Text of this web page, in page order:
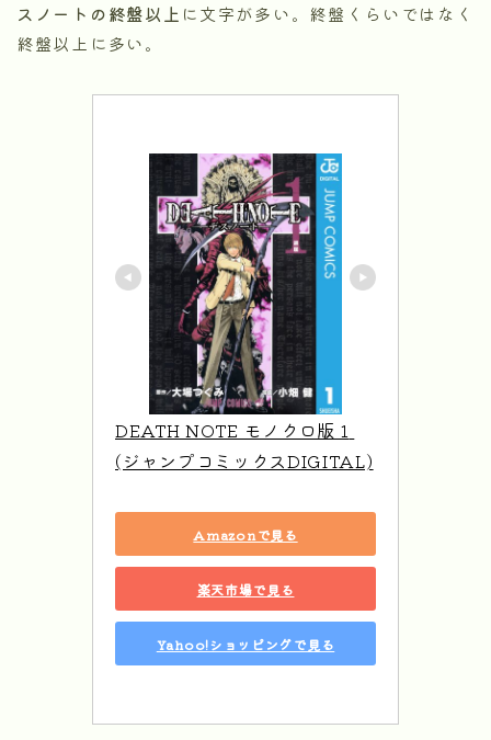
スノートの終盤以上 に文字が多い。終盤くらいではなく
終盤以上に多い。
DEATH NOTE モノクロ版 1
(ジャンプコミックスDIGITAL)
Amazonで見る
楽天市場で見る
Yahoo!ショッピングで見る